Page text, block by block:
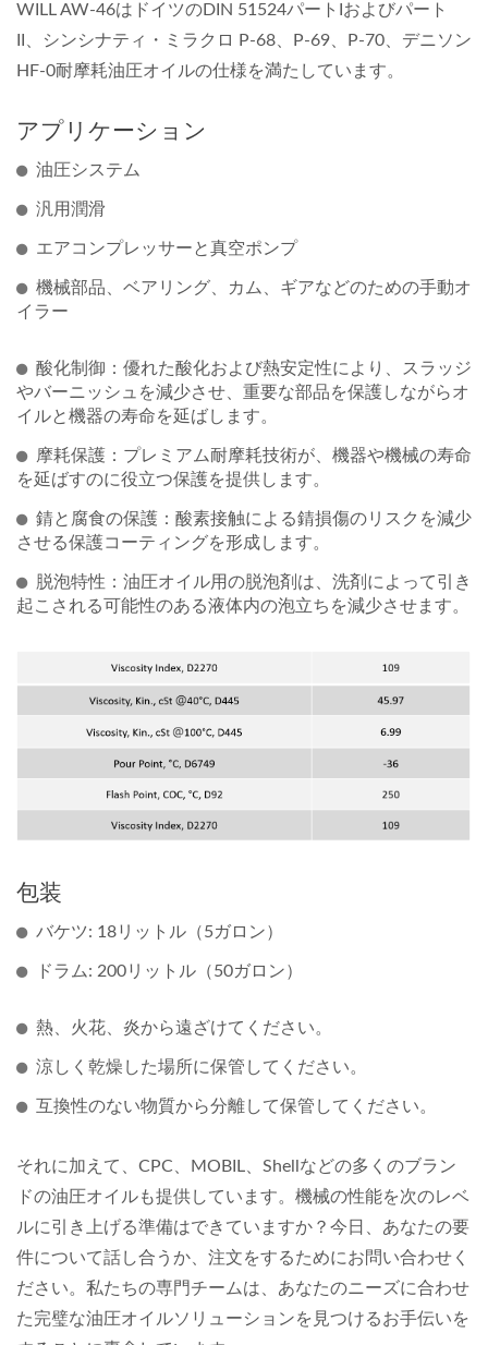
WILL AW-46はドイツのDIN 51524パートIおよびパート
II、シンシナティ・ミラクロ P-68、P-69、P-70、デニソン
HF-0耐摩耗油圧オイルの仕様を満たしています。
アプリケーション
油圧システム
汎用潤滑
エアコンプレッサーと真空ポンプ
機械部品、ベアリング、カム、ギアなどのための手動オ
イラー
酸化制御：優れた酸化および熱安定性により、スラッジ
やバーニッシュを減少させ、重要な部品を保護しながらオ
イルと機器の寿命を延ばします。
摩耗保護：プレミアム耐摩耗技術が、機器や機械の寿命
を延ばすのに役立つ保護を提供します。
錆と腐食の保護：酸素接触による錆損傷のリスクを減少
させる保護コーティングを形成します。
脱泡特性：油圧オイル用の脱泡剤は、洗剤によって引き
起こされる可能性のある液体内の泡立ちを減少させます。
包装
バケツ: 18リットル（5ガロン）
ドラム: 200リットル（50ガロン）
熱、火花、炎から遠ざけてください。
涼しく乾燥した場所に保管してください。
互換性のない物質から分離して保管してください。
それに加えて、CPC、MOBIL、Shellなどの多くのブラン
ドの油圧オイルも提供しています。機械の性能を次のレベ
ルに引き上げる準備はできていますか？今日、あなたの要
件について話し合うか、注文をするためにお問い合わせく
ださい。私たちの専門チームは、あなたのニーズに合わせ
た完璧な油圧オイルソリューションを見つけるお手伝いを